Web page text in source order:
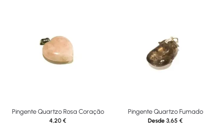
Pingente Quartzo Rosa Coração
4,20 €
Pingente Quartzo Fumado
Desde 3,65 €